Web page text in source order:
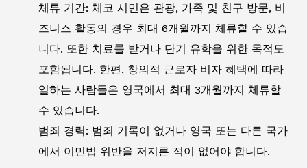
체류 기간: 체코 시민은 관광, 가족 및 친구 방문, 비
즈니스 활동의 경우 최대 6개월까지 체류할 수 있습
니다. 또한 치료를 받거나 단기 유학을 위한 목적도
포함됩니다. 한편, 창의적 근로자 비자 혜택에 따라
일하는 사람들은 영국에서 최대 3개월까지 체류할
수 있습니다.
범죄 경력: 범죄 기록이 없거나 영국 또는 다른 국가
에서 이민법 위반을 저지른 적이 없어야 합니다.